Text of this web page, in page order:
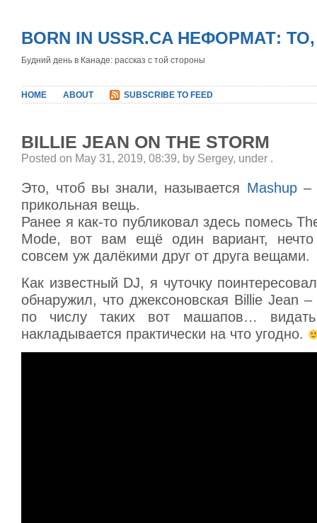
BORN IN USSR.CA НЕФОРМАТ:
Будний день в Канаде: рассказ с той стороны
HOME ABOUT SUBSCRIBE TO FEED
BILLIE JEAN ON THE STORM
Posted on May 31, 2019, 08:39, by Sergey, under .
Это, чтоб вы знали, называется Mashup–
прикольная вещь.
Ранее я как-то публиковал здесь помесь
Mode, вот вам ещё один вариант,
совсем уж далёкими друг от друга вещами.
Как известный DJ, я чуточку
обнаружил, что джексоновская Billie Jean
по числу таких вот машапов…
накладывается практически на что угодно.